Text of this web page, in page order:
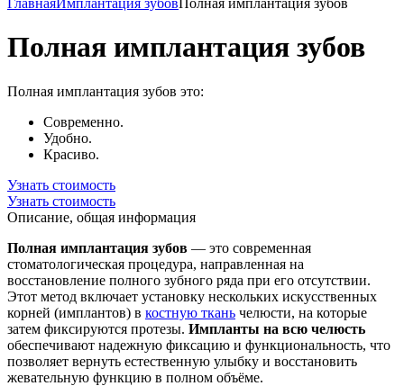
ГлавнаяИмплантация зубов Полная имплантация зубов
Полная имплантация зубов
Полная имплантация зубов это:
Современно.
Удобно.
Красиво.
Узнать стоимость
Узнать стоимость
Описание, общая информация
Полная имплантация зубов — это современная
стоматологическая процедура, направленная на
восстановление полного зубного ряда при его отсутствии.
Этот метод включает установку нескольких искусственных
корней (имплантов) в костную ткань челюсти, на которые
затем фиксируются протезы. Импланты на всю челюсть
обеспечивают надежную фиксацию и функциональность, что
позволяет вернуть естественную улыбку и восстановить
жевательную функцию в полном объёме.